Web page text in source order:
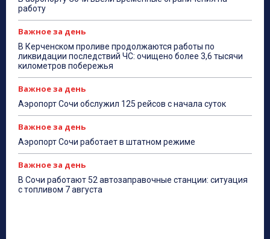
работу
Важное за день
В Керченском проливе продолжаются работы по
ликвидации последствий ЧС: очищено более 3,6 тысячи
километров побережья
Важное за день
Аэропорт Сочи обслужил 125 рейсов с начала суток
Важное за день
Аэропорт Сочи работает в штатном режиме
Важное за день
В Сочи работают 52 автозаправочные станции: ситуация
с топливом 7 августа